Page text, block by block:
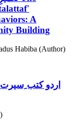
A
Building
Habiba (Author)
اردو کتب ِسیرت